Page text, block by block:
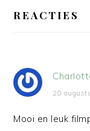
REACTIES
20
Mooi en leuk